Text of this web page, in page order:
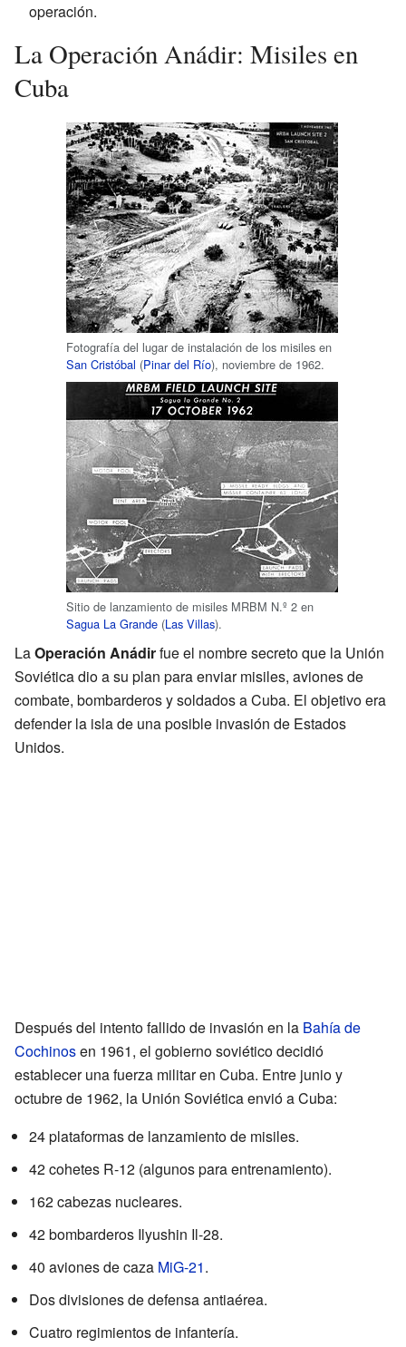
operación.
La Operación Anádir: Misiles en
Cuba
Fotografía del lugar de instalación de los misiles en
San Cristóbal (Pinar del Río), noviembre de 1962.
Sitio de lanzamiento de misiles MRBM N.º 2 en
Sagua La Grande (Las Villas).
LaOperación Anádirfue el nombre secreto que la Unión
Soviética dio a su plan para enviar misiles, aviones de
combate, bombarderos y soldados a Cuba. El objetivo era
defender la isla de una posible invasión de Estados
Unidos.
Después del intento fallido de invasión en la Bahía de
Cochinosen 1961, el gobierno soviético decidió
establecer una fuerza militar en Cuba. Entre junio y
octubre de 1962, la Unión Soviética envió a Cuba:
24 plataformas de lanzamiento de misiles.
42 cohetes R-12 (algunos para entrenamiento).
162 cabezas nucleares.
42 bombarderos Ilyushin Il-28.
40 aviones de caza MiG-21.
Dos divisiones de defensa antiaérea.
Cuatro regimientos de infantería.